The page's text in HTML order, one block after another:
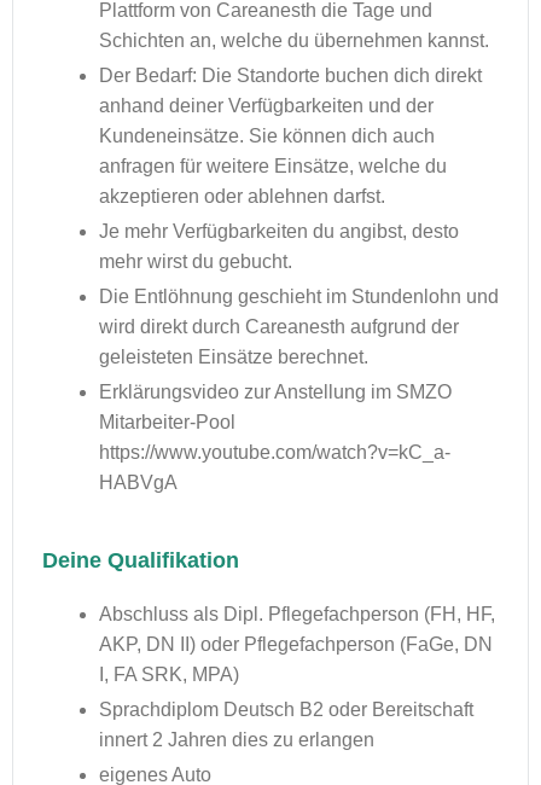
Plattform von Careanesth die Tage und
Schichten an, welche du übernehmen kannst.
Der Bedarf: Die Standorte buchen dich direkt
anhand deiner Verfügbarkeiten und der
Kundeneinsätze. Sie können dich auch
anfragen für weitere Einsätze, welche du
akzeptieren oder ablehnen darfst.
Je mehr Verfügbarkeiten du angibst, desto
mehr wirst du gebucht.
Die Entlöhnung geschieht im Stundenlohn und
wird direkt durch Careanesth aufgrund der
geleisteten Einsätze berechnet.
Erklärungsvideo zur Anstellung im SMZO
Mitarbeiter-Pool
https://www.youtube.com/watch?v=kC_a-
HABVgA
Deine Qualifikation
Abschluss als Dipl. Pflegefachperson (FH, HF,
AKP, DN II) oder Pflegefachperson (FaGe, DN
I, FA SRK, MPA)
Sprachdiplom Deutsch B2 oder Bereitschaft
innert 2 Jahren dies zu erlangen
eigenes Auto